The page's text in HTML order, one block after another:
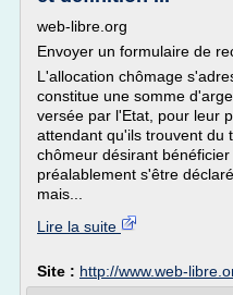
web-libre.org
Envoyer un formulaire de
L'allocation chômage
constitue une somme
versée par l'Etat, pour leur
attendant qu'ils trouvent du
chômeur désirant
préalablement s'être
mais...
Lire la suite
Site : http://www.web-